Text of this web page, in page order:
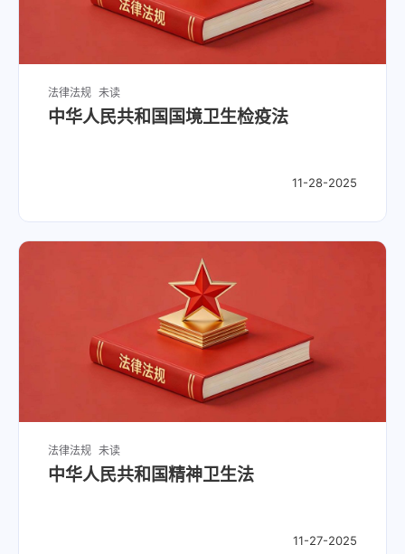
法律法规 未读
中华人民共和国国境卫生检疫法
11-28-2025
法律法规 未读
中华人民共和国精神卫生法
11-27-2025